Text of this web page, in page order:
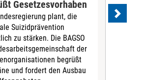
Gesetzesvorhaben
plant, die
Suizidprävention
zu stärken. Die BAGSO
der
begrüßt
und fordert den Ausbau